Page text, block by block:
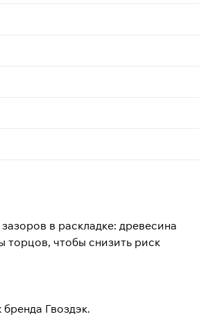
в раскладке: древесина
торцов, чтобы снизить риск
бренда Гвоздэк.